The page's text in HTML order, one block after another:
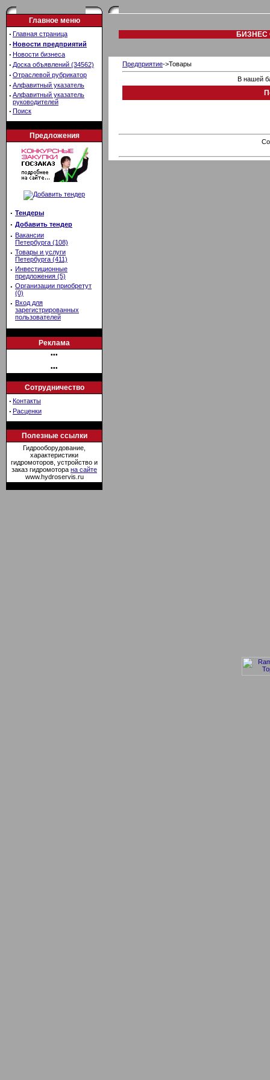
Главное меню
· Главная страница
· Новости предприятий
· Новости бизнеса
· Доска объявлений (34562)
· Отраслевой рубрикатор
· Алфавитный указатель
· Алфавитный указатель
руководителей
· Поиск
Предложения
· Тендеры
· Добавить тендер
· Вакансии
Петербурга (108)
· Товары и услуги
Петербурга (411)
· Инвестиционные
предложения (5)
· Организации приобретут
(0)
· Вход для
зарегистрированных
пользователей
Реклама
•••
•••
Сотрудничество
· Контакты
· Расценки
Полезные ссылки
Гидрооборудование,
характеристики
гидромоторов, устройство и
заказ гидромотора на сайте
www.hydroservis.ru
БИЗНЕС
Предприятие->Товары
В нашей